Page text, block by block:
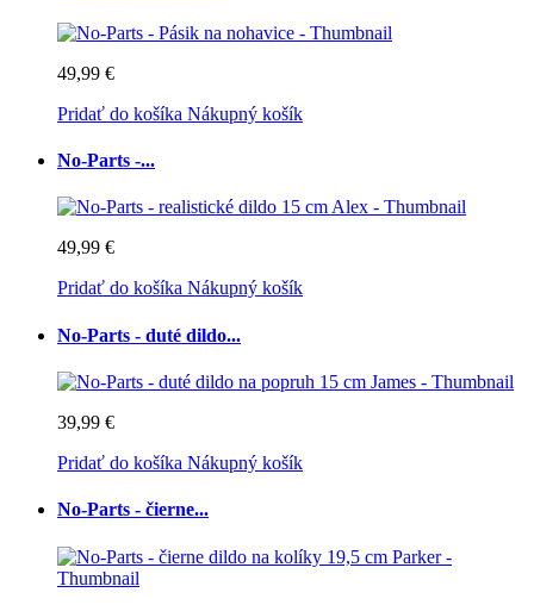
49,99 €
Pridať do košíka Nákupný košík
No-Parts -...
49,99 €
Pridať do košíka Nákupný košík
No-Parts - duté dildo...
39,99 €
Pridať do košíka Nákupný košík
No-Parts - čierne...